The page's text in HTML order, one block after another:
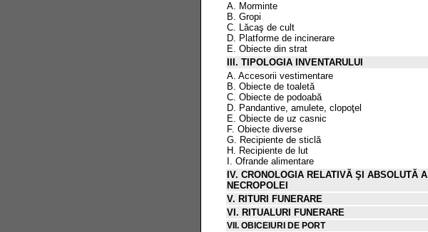
A. Morminte
B. Gropi
C. Lăcaş de cult
D. Platforme de incinerare
E. Obiecte din strat
III. TIPOLOGIA INVENTARULUI
A. Accesorii vestimentare
B. Obiecte de toaletă
C. Obiecte de podoabă
D. Pandantive, amulete, clopoţel
E. Obiecte de uz casnic
F. Obiecte diverse
G. Recipiente de sticlă
H. Recipiente de lut
I. Ofrande alimentare
IV. CRONOLOGIA RELATIVĂ ŞI ABSOLUTĂ A
NECROPOLEI
V. RITURI FUNERARE
VI. RITUALURI FUNERARE
VII. OBICEIURI DE PORT